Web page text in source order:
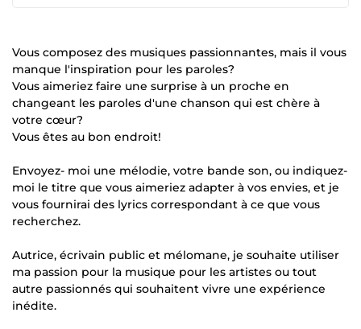
Vous composez des musiques passionnantes, mais il vous
manque l'inspiration pour les paroles?
Vous aimeriez faire une surprise à un proche en
changeant les paroles d'une chanson qui est chère à
votre cœur?
Vous êtes au bon endroit!
Envoyez- moi une mélodie, votre bande son, ou indiquez-
moi le titre que vous aimeriez adapter à vos envies, et je
vous fournirai des lyrics correspondant à ce que vous
recherchez.
Autrice, écrivain public et mélomane, je souhaite utiliser
ma passion pour la musique pour les artistes ou tout
autre passionnés qui souhaitent vivre une expérience
inédite.